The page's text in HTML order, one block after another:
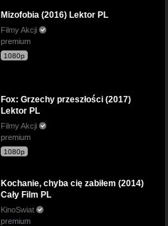
Mizofobia (2016) Lektor PL
Filmy Akcji
premium
1080p
Fox: Grzechy przeszłości (2017)
Lektor PL
Filmy Akcji
premium
1080p
Kochanie, chyba cię zabiłem (2014)
Cały Film PL
KinoSwiat
premium